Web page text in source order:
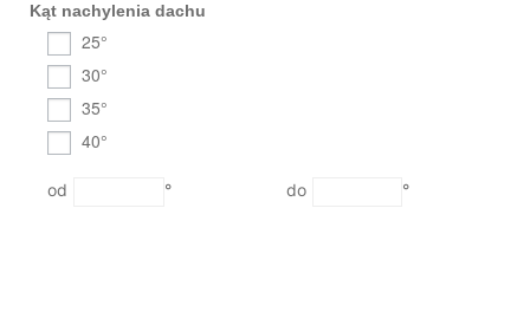
Kąt nachylenia dachu
25°
30°
35°
40°
° °